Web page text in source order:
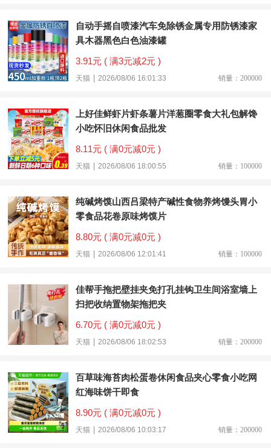
自动手摇自喷漆汽车免除锈金属专用防锈漆家
具木器黑色白色油漆罐
3.91元 ( 满3元减2元 )
天猫 2026/08/06 16:01:33 销量：200000
上好佳鲜虾片虾条薯片洋葱圈零食大礼包解馋
小吃怀旧休闲食品批发
8.11元 ( 满0元减0元 )
天猫 2026/08/06 18:00:55 销量：100000
纯碱烤馍山西吕梁特产碱性食物养烤馒头胃小
零食品花卷原味烤馍片
8.80元 ( 满0元减0元 )
天猫 2026/08/06 12:01:41 销量：100000
佳帮手拖把壁挂夹免打孔挂钩卫生间浴室墙上
扫把收纳置物架拖把夹
6.70元 ( 满0元减0元 )
天猫 2026/08/06 18:02:53 销量：200000
百草味海苔肉松蛋卷休闲食品夹心零食小吃网
红海味饼干即食
8.90元 ( 满0元减0元 )
天猫 2026/08/06 10:03:17 销量：200000